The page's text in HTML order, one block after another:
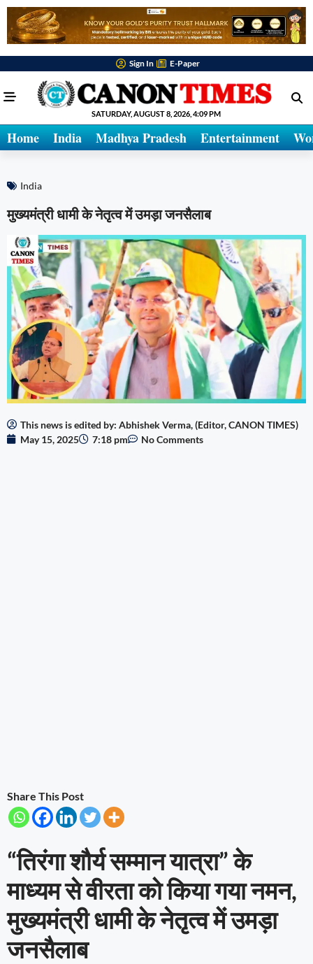
Sign In E-Paper
SATURDAY, AUGUST 8, 2026, 4:09 PM
Home India Madhya Pradesh Entertainment
India
मुख्यमंत्री धामी के नेतृत्व में उमड़ा जनसैलाब
This news is edited by: Abhishek Verma, (Editor, CANON TIMES)
May 15, 2025
7:18 pm No Comments
Share This Post
“तिरंगा शौर्य सम्मान यात्रा” के
माध्यम से वीरता को किया गया नमन,
मुख्यमंत्री धामी के नेतृत्व में उमड़ा
जनसैलाब